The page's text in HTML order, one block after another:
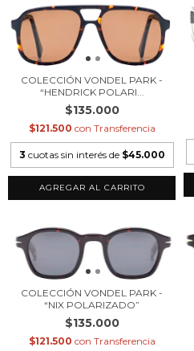
COLECCIÓN VONDEL PARK -
“HENDRICK POLARI...
$135.000
$121.500 con Transferencia
3 cuotas sin interés de $45.000
COLECCIÓN VONDEL PARK -
“NIX POLARIZADO”
$135.000
$121.500 con Transferencia